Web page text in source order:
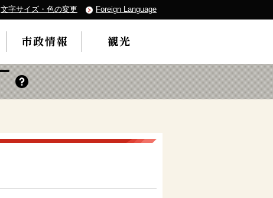
文字サイズ・色の変更 Foreign Language